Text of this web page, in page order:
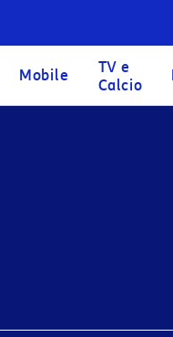
TIM Brasil
Mobile
TV e
Calcio
Dettaglio Negozio